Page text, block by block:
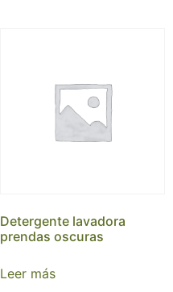
Detergente lavadora
prendas oscuras
Leer más